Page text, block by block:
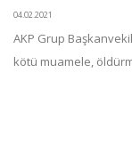
04.02.2021
AKP Grup
kötü muamele,